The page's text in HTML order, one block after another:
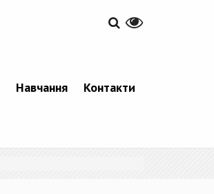
Навчання Контакти